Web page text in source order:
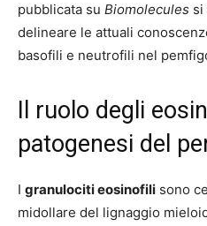
pubblicata su Biomolecules si
delineare le attuali
basofili e neutrofili nel
Il ruolo degli
patogenesi del
I granulociti eosinofili sono
midollare del lignaggio